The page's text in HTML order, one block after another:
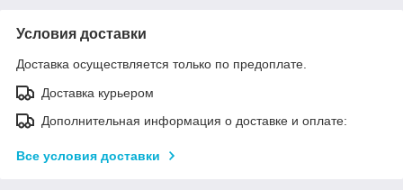
Условия доставки
Доставка осуществляется только по предоплате.
Доставка курьером
Дополнительная информация о доставке и оплате:
Все условия доставки